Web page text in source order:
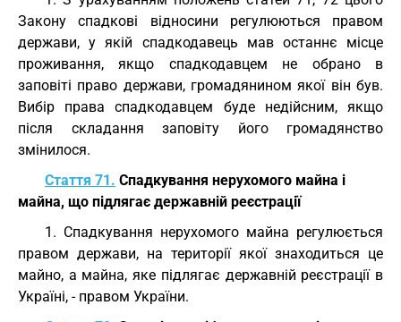
Закону спадкові відносини регулюються правом
держави, у якій спадкодавець мав останнє місце
проживання, якщо спадкодавцем не обрано в
заповіті право держави, громадянином якої він був.
Вибір права спадкодавцем буде недійсним, якщо
після складання заповіту його громадянство
змінилося.
Стаття 71. Спадкування нерухомого майна і
майна, що підлягає державній реєстрації
1. Спадкування нерухомого майна регулюється
правом держави, на території якої знаходиться це
майно, а майна, яке підлягає державній реєстрації в
Україні, - правом України.